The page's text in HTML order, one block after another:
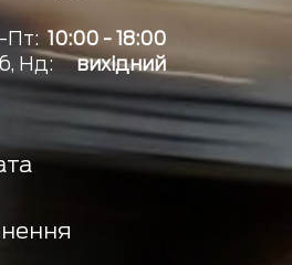
Пт: 10:00 - 18:00
Нд:
вихідний